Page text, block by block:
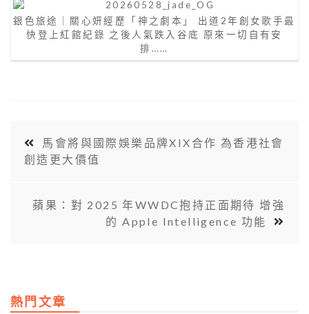
銀色旅途｜關心妍經歷「神之劇本」 出道2年創女歌手最
快登上紅館紀錄 之後人氣跌入谷底 原來一切自有安
排……
馬會將與國際娛樂品牌XIX合作 為香港社會
創造更大價值
蘋果：對 2025 年WWDC抱持正面期待 增強
的 Apple Intelligence 功能
熱門文章